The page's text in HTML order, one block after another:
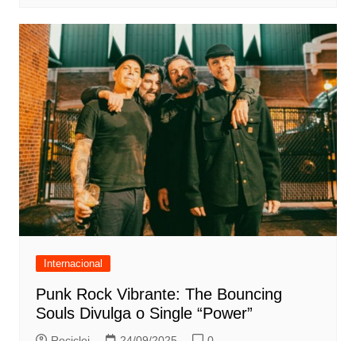
Internacional
Punk Rock Vibrante: The Bouncing
Souls Divulga o Single “Power”